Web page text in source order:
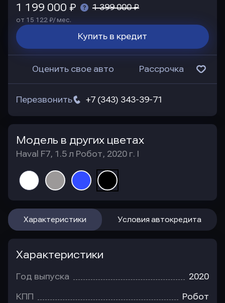
1 199 000 ₽ 1 399 000 ₽
от 15 122 ₽/ мес.
Купить в кредит
Оценить свое авто Рассрочка
+7 (343) 343-39-71
Перезвонить
Модель в других цветах
Haval F7, 1.5 л Робот, 2020 г. I
Характеристики Условия автокредита
Характеристики
Год выпуска 2020
КПП Робот